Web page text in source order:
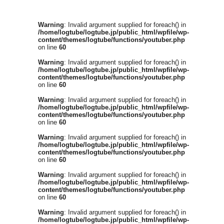
Warning: Invalid argument supplied for foreach() in
/home/logtube/logtube.jp/public_html/wpfile/wp-
content/themes/logtube/functions/youtuber.php
on line 60
Warning: Invalid argument supplied for foreach() in
/home/logtube/logtube.jp/public_html/wpfile/wp-
content/themes/logtube/functions/youtuber.php
on line 60
Warning: Invalid argument supplied for foreach() in
/home/logtube/logtube.jp/public_html/wpfile/wp-
content/themes/logtube/functions/youtuber.php
on line 60
Warning: Invalid argument supplied for foreach() in
/home/logtube/logtube.jp/public_html/wpfile/wp-
content/themes/logtube/functions/youtuber.php
on line 60
Warning: Invalid argument supplied for foreach() in
/home/logtube/logtube.jp/public_html/wpfile/wp-
content/themes/logtube/functions/youtuber.php
on line 60
Warning: Invalid argument supplied for foreach() in
/home/logtube/logtube.jp/public_html/wpfile/wp-